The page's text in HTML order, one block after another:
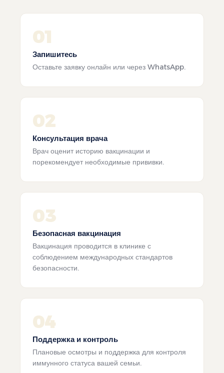
01
Запишитесь
Оставьте заявку онлайн или через WhatsApp.
02
Консультация врача
Врач оценит историю вакцинации и
порекомендует необходимые прививки.
03
Безопасная вакцинация
Вакцинация проводится в клинике с
соблюдением международных стандартов
безопасности.
04
Поддержка и контроль
Плановые осмотры и поддержка для контроля
иммунного статуса вашей семьи.